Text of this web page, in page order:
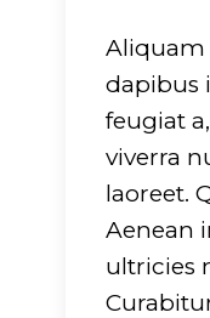
Aliquam
dapibus
feugiat
viverra
laoreet.
Aenean
ultricies